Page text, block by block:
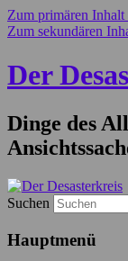
Zum primären Inhalt
Zum sekundären
Der
Dinge des
Suchen
Hauptmenü